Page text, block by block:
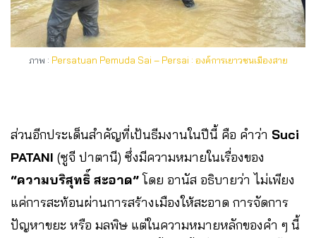
ภาพ : Persatuan Pemuda Sai – Persai : องค์การเยาวชนเมืองสาย
ส่วนอีกประเด็นสำคัญที่เป้นธีมงานในปีนี้ คือ คำว่า Suci
PATANI (ซูจี ปาตานี) ซึ่งมีความหมายในเรื่องของ
“ความบริสุทธิ์ สะอาด”โดย อานัส อธิบายว่า ไม่เพียง
แค่การสะท้อนผ่านการสร้างเมืองให้สะอาด การจัดการ
ปัญหาขยะ หรือ มลพิษ แต่ในความหมายหลักของคำ ๆ นี้